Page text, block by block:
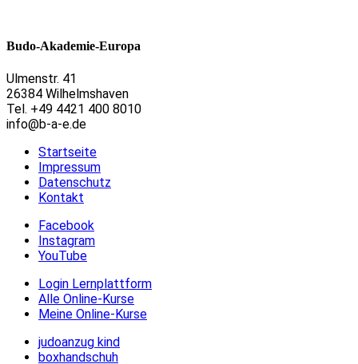
Budo-Akademie-Europa
Ulmenstr. 41
26384 Wilhelmshaven
Tel. +49 4421 400 8010
info@b-a-e.de
Startseite
Impressum
Datenschutz
Kontakt
Facebook
Instagram
YouTube
Login Lernplattform
Alle Online-Kurse
Meine Online-Kurse
judoanzug kind
boxhandschuh